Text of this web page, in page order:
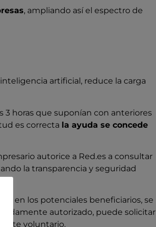
, ampliando así el espectro de
artificial, reduce la carga
3 horas que suponían con anteriores
es correcta la ayuda se concede
autorice a Red.es a consultar
la transparencia y seguridad
en los potenciales beneficiarios, se
autorizado, puede solicitar
voluntario.